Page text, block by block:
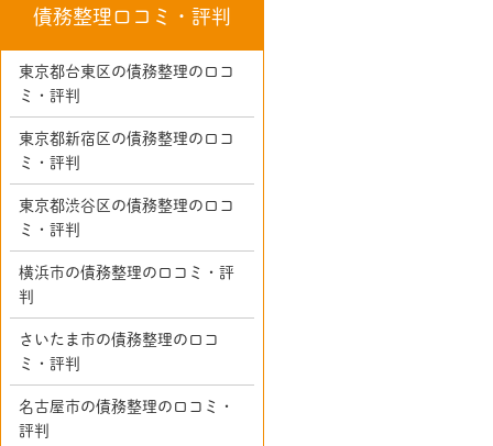
債務整理口コミ・評判
東京都台東区の債務整理の口コ
ミ・評判
東京都新宿区の債務整理の口コ
ミ・評判
東京都渋谷区の債務整理の口コ
ミ・評判
横浜市の債務整理の口コミ・評
判
さいたま市の債務整理の口コ
ミ・評判
名古屋市の債務整理の口コミ・
評判